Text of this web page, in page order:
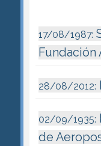
17/08/1987:
Fundación
28/08/2012:
02/09/1935:
de